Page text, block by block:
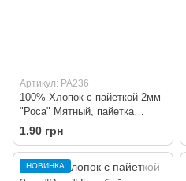
Артикул: PA236
100% Хлопок с пайеткой 2мм
"Роса" Мятный, пайетка
серебро
1.90 грн
НОВИНКА